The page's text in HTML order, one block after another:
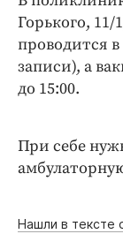
Горького,
проводится в
записи), а
до 15:00.
При себе
Нашли в тексте